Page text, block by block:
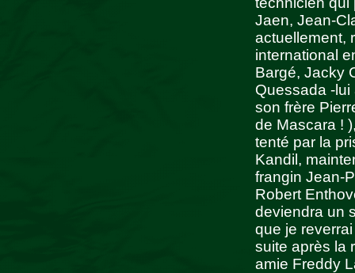
Jaen, Jean-
actuellement,
international
Bargé, Jacky
Quessada -
son frère
de Mascara !
tenté par la
Kandil,
frangin Jean-
Robert
deviendra un
que je
suite après la
amie Freddy